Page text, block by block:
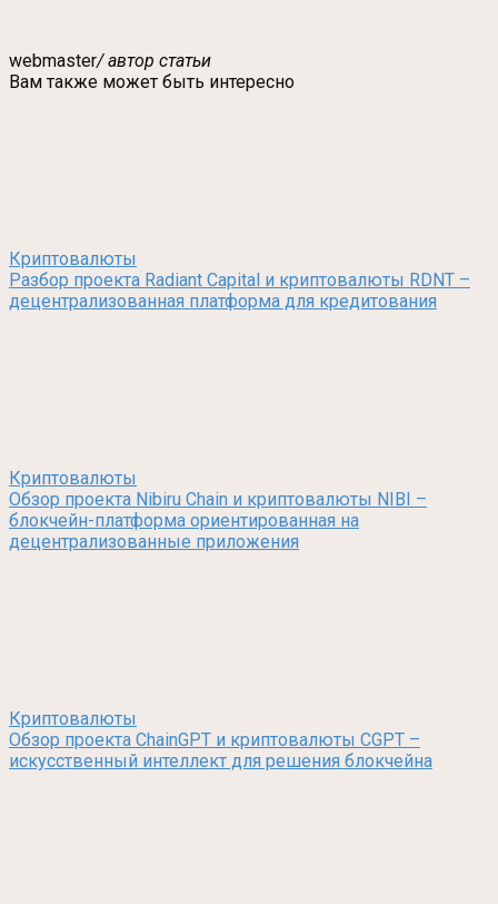
webmaster/ автор статьи
Вам также может быть интересно
Криптовалюты
Разбор проекта Radiant Capital и криптовалюты RDNT –
децентрализованная платформа для кредитования
Криптовалюты
Обзор проекта Nibiru Chain и криптовалюты NIBI –
блокчейн-платформа ориентированная на
децентрализованные приложения
Криптовалюты
Обзор проекта ChainGPT и криптовалюты CGPT –
искусственный интеллект для решения блокчейна